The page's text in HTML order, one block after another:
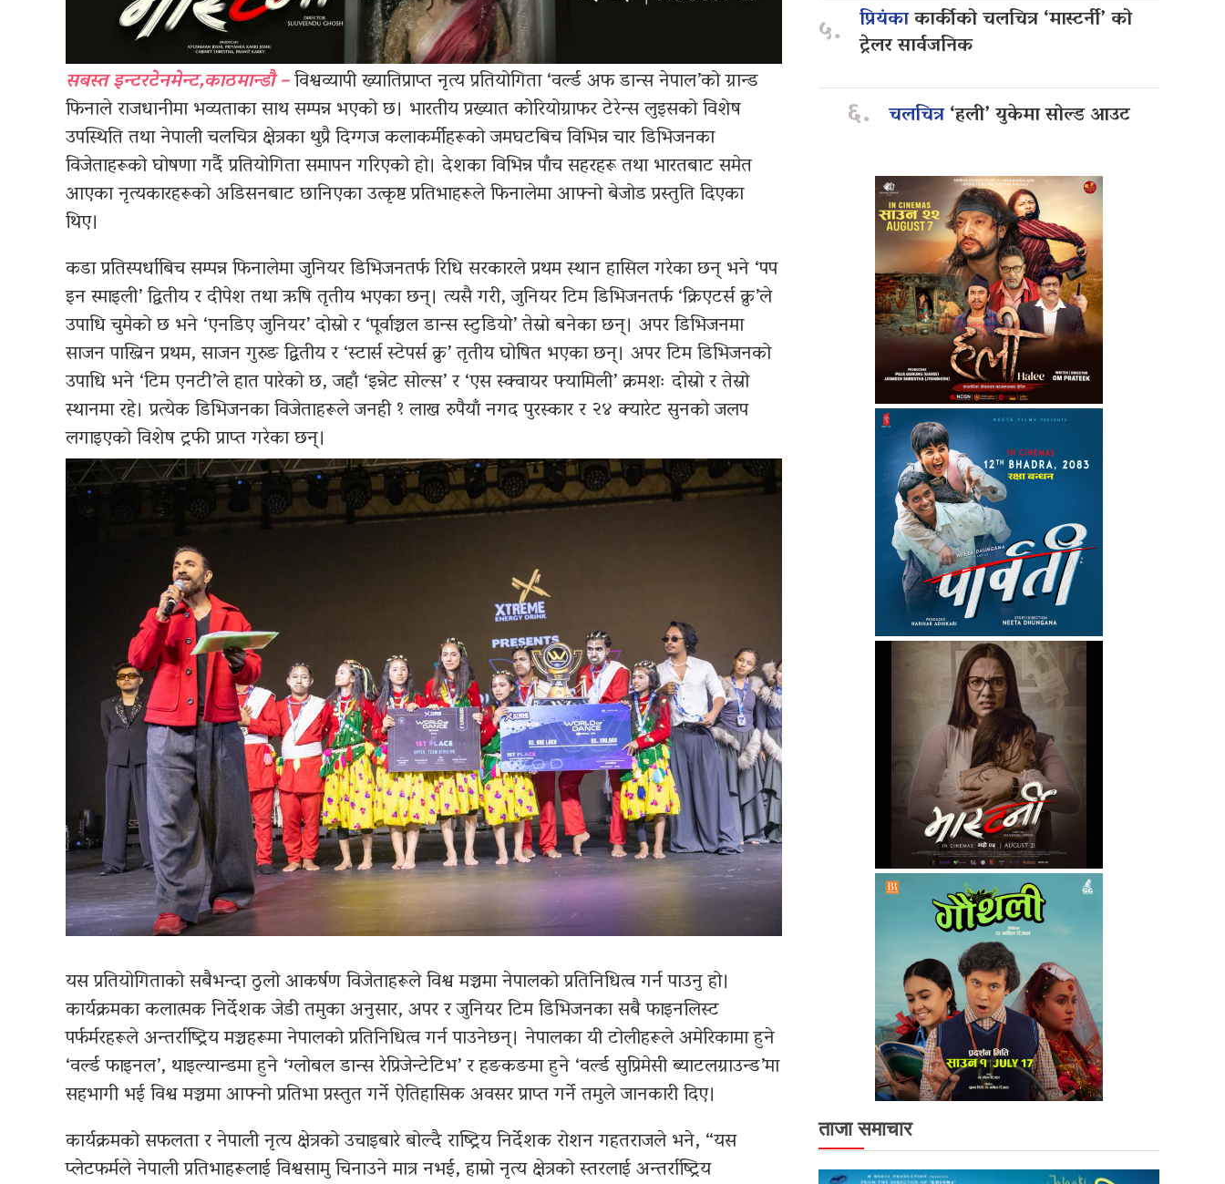
सबस्त इन्टरटेनमेन्ट,काठमान्डौ –विश्वव्यापी ख्यातिप्राप्त नृत्य प्रतियोगिता ‘वर्ल्ड अफ डान्स नेपाल’को ग्रान्ड
फिनाले राजधानीमा भव्यताका साथ सम्पन्न भएको छ। भारतीय प्रख्यात कोरियोग्राफर टेरेन्स लुइसको विशेष
उपस्थिति तथा नेपाली चलचित्र क्षेत्रका थुप्रै दिग्गज कलाकर्मीहरूको जमघटबिच विभिन्न चार डिभिजनका
विजेताहरूको घोषणा गर्दै प्रतियोगिता समापन गरिएको हो। देशका विभिन्न पाँच सहरहरू तथा भारतबाट समेत
आएका नृत्यकारहरूको अडिसनबाट छानिएका उत्कृष्ट प्रतिभाहरूले फिनालेमा आफ्नो बेजोड प्रस्तुति दिएका
थिए।
कडा प्रतिस्पर्धाबिच सम्पन्न फिनालेमा जुनियर डिभिजनतर्फ रिधि सरकारले प्रथम स्थान हासिल गरेका छन् भने ‘पप
इन स्माइली’ द्वितीय र दीपेश तथा ऋषि तृतीय भएका छन्। त्यसै गरी, जुनियर टिम डिभिजनतर्फ ‘क्रिएटर्स क्रु’ले
उपाधि चुमेको छ भने ‘एनडिए जुनियर’ दोस्रो र ‘पूर्वाञ्चल डान्स स्टुडियो’ तेस्रो बनेका छन्। अपर डिभिजनमा
साजन पाख्रिन प्रथम, साजन गुरुङ द्वितीय र ‘स्टार्स स्टेपर्स क्रु’ तृतीय घोषित भएका छन्। अपर टिम डिभिजनको
उपाधि भने ‘टिम एनटी’ले हात पारेको छ, जहाँ ‘इन्नेट सोल्स’ र ‘एस स्क्वायर फ्यामिली’ क्रमशः दोस्रो र तेस्रो
स्थानमा रहे। प्रत्येक डिभिजनका विजेताहरूले जनही १ लाख रुपैयाँ नगद पुरस्कार र २४ क्यारेट सुनको जलप
लगाइएको विशेष ट्रफी प्राप्त गरेका छन्।
यस प्रतियोगिताको सबैभन्दा ठुलो आकर्षण विजेताहरूले विश्व मञ्चमा नेपालको प्रतिनिधित्व गर्न पाउनु हो।
कार्यक्रमका कलात्मक निर्देशक जेडी तमुका अनुसार, अपर र जुनियर टिम डिभिजनका सबै फाइनलिस्ट
पर्फर्मरहरूले अन्तर्राष्ट्रिय मञ्चहरूमा नेपालको प्रतिनिधित्व गर्न पाउनेछन्। नेपालका यी टोलीहरूले अमेरिकामा हुने
‘वर्ल्ड फाइनल’, थाइल्यान्डमा हुने ‘ग्लोबल डान्स रेप्रिजेन्टेटिभ’ र हङकङमा हुने ‘वर्ल्ड सुप्रिमेसी ब्याटलग्राउन्ड’मा
सहभागी भई विश्व मञ्चमा आफ्नो प्रतिभा प्रस्तुत गर्ने ऐतिहासिक अवसर प्राप्त गर्ने तमुले जानकारी दिए।
कार्यक्रमको सफलता र नेपाली नृत्य क्षेत्रको उचाइबारे बोल्दै राष्ट्रिय निर्देशक रोशन गहतराजले भने, “यस
प्लेटफर्मले नेपाली प्रतिभाहरूलाई विश्वसामु चिनाउने मात्र नभई, हाम्रो नृत्य क्षेत्रको स्तरलाई अन्तर्राष्ट्रिय
५. प्रियंकाकार्कीको चलचित्र ‘मास्टर्नी’ को
ट्रेलर सार्वजनिक
६. चलचित्र‘हली’ युकेमा सोल्ड आउट
ताजा समाचार